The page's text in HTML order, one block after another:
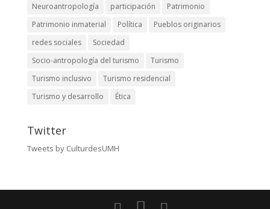
Neuroantropología
participación
Patrimonio
Patrimonio inmaterial
Política
Pueblos originarios
redes sociales
Sociedad
Socio-antropología del turismo
Turismo
Turismo inclusivo
Turismo residencial
Turismo y desarrollo
Ética
Twitter
Tweets by CulturdesUMH